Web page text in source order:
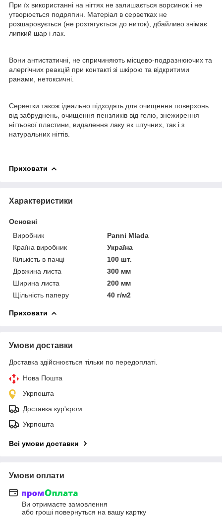
При їх використанні на нігтях не залишається ворсинок і не
утворюється подряпин. Матеріал в серветках не
розшаровується (не розтягується до ниток), дбайливо знімає
липкий шар і лак.
Вони антистатичні, не спричиняють місцево-подразнюючих та
алергічних реакцій при контакті зі шкірою та відкритими
ранами, нетоксичні.
Серветки також ідеально підходять для очищення поверхонь
від забруднень, очищення пензликів від гелю, знежирення
нігтьової пластини, видалення лаку як штучних, так і з
натуральних нігтів.
Приховати
Характеристики
Основні
Виробник
Panni Mlada
Країна виробник
Україна
Кількість в пачці
100 шт.
Довжина листа
300 мм
Ширина листа
200 мм
Щільність паперу
40 г/м2
Приховати
Умови доставки
Доставка здійснюється тільки по передоплаті.
Нова Пошта
Укрпошта
Доставка кур'єром
Укрпошта
Всі умови доставки
Умови оплати
Ви отримаєте замовлення
або гроші повернуться на вашу картку